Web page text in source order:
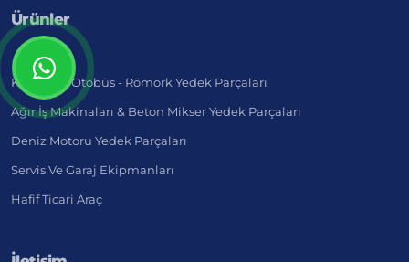
Ürünler
Kamyon - Otobüs - Römork Yedek Parçaları
Ağır İş Makinaları & Beton Mikser Yedek Parçaları
Deniz Motoru Yedek Parçaları
Servis Ve Garaj Ekipmanları
Hafif Ticari Araç